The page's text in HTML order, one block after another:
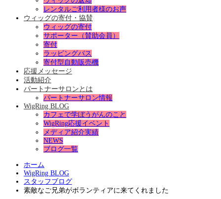
レンタルご利用者様のお声
ウィッグの寄付・協賛
ウィッグの寄付
サポーター（賛助会員）
寄付
ラッピングバス
寄付型自動販売機
応援メッセージ
活動紹介
パートナーサロンとは
パートナーサロン情報
WigRing BLOG
カフェで学ぼうがんのこと
WigRing応援イベント
メディア紹介実績
NEWS
ブログ一覧
ホーム
WigRing BLOG
スタッフブログ
素敵なご兄弟がボランティアに来てくれました